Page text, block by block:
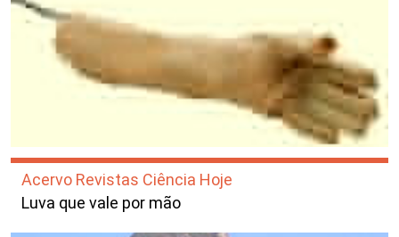
Acervo Revistas Ciência Hoje
Luva que vale por mão